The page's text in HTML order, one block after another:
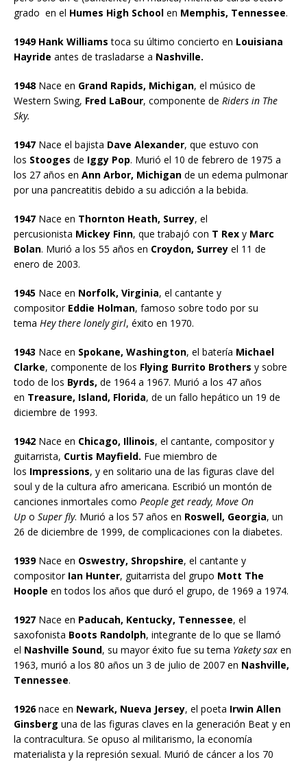
grado en el Humes High School en Memphis, Tennessee.
1949 Hank Williams toca su último concierto en Louisiana
Hayride antes de trasladarse a Nashville.
1948 Nace en Grand Rapids, Michigan, el músico de
Western Swing, Fred LaBour, componente de Riders in The
Sky.
1947 Nace el bajista Dave Alexander, que estuvo con
los Stooges de Iggy Pop. Murió el 10 de febrero de 1975 a
los 27 años en Ann Arbor, Michigan de un edema pulmonar
por una pancreatitis debido a su adicción a la bebida.
1947 Nace en Thornton Heath, Surrey, el
percusionista Mickey Finn, que trabajó con T Rex y Marc
Bolan. Murió a los 55 años en Croydon, Surrey el 11 de
enero de 2003.
1945 Nace en Norfolk, Virginia, el cantante y
compositor Eddie Holman, famoso sobre todo por su
tema Hey there lonely girl, éxito en 1970.
1943 Nace en Spokane, Washington, el batería Michael
Clarke, componente de los Flying Burrito Brothers y sobre
todo de los Byrds, de 1964 a 1967. Murió a los 47 años
en Treasure, Island, Florida, de un fallo hepático un 19 de
diciembre de 1993.
1942 Nace en Chicago, Illinois, el cantante, compositor y
guitarrista, Curtis Mayfield. Fue miembro de
los Impressions, y en solitario una de las figuras clave del
soul y de la cultura afro americana. Escribió un montón de
canciones inmortales como People get ready, Move On
Up o Super fly. Murió a los 57 años en Roswell, Georgia, un
26 de diciembre de 1999, de complicaciones con la diabetes.
1939Nace en Oswestry, Shropshire, el cantante y
compositorIan Hunter, guitarrista del grupo Mott The
Hoople en todos los años que duró el grupo, de 1969 a 1974.
1927 Nace en Paducah, Kentucky, Tennessee, el
saxofonista Boots Randolph, integrante de lo que se llamó
el Nashville Sound, su mayor éxito fue su tema Yakety sax en
1963, murió a los 80 años un 3 de julio de 2007 en Nashville,
Tennessee.
1926nace en Newark, Nueva Jersey, el poeta Irwin Allen
Ginsberg una de las figuras claves en la generación Beat y en
la contracultura. Se opuso al militarismo, la economía
materialista y la represión sexual. Murió de cáncer a los 70